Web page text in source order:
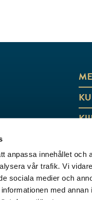
anpassa innehållet och
vår trafik. Vi
sociala medier och
med